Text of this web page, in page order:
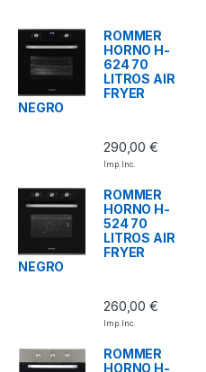
ROMMER
HORNO H-
624 70
LITROS AIR
FRYER
NEGRO
290,00€
Imp. Inc.
ROMMER
HORNO H-
524 70
LITROS AIR
FRYER
NEGRO
260,00€
Imp. Inc.
ROMMER
HORNO H-